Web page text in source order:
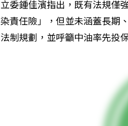
立委鍾佳濱指出，既有法規僅
染責任險」，但並未涵蓋長期
法制規劃，並呼籲中油率先投